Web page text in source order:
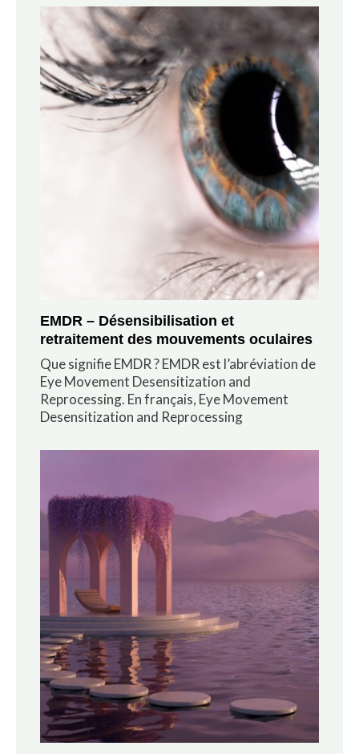
EMDR – Désensibilisation et
retraitement des mouvements oculaires
Que signifie EMDR ? EMDR est l’abréviation de
Eye Movement Desensitization and
Reprocessing. En français, Eye Movement
Desensitization and Reprocessing